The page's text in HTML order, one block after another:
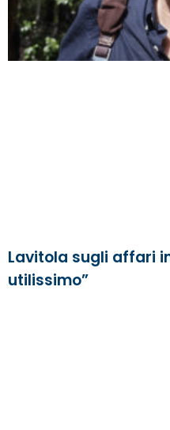
Lavitola sugli affari
utilissimo”